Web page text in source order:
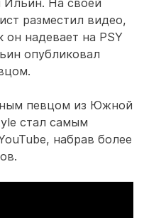
На своей
разместил видео,
он надевает на PSY
опубликовал
певцом из Южной
стал самым
набрав более